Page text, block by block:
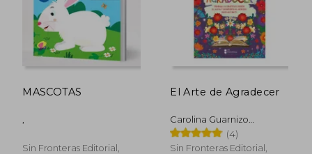
MASCOTAS
Sin Fronteras Editorial,
El Arte de Agradecer
Carolina Guarnizo
Sánchez
(4)
Sin Fronteras Editorial,